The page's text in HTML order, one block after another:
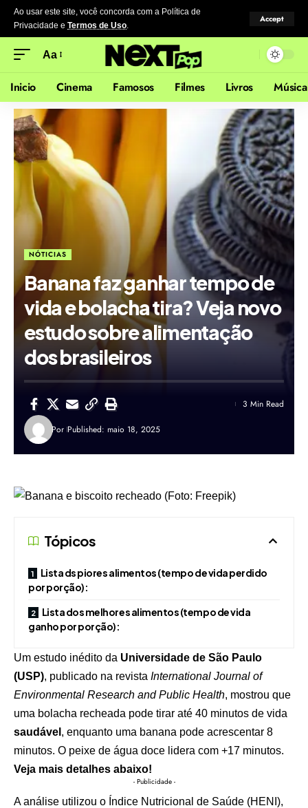
Ao usar este site, você concorda com a Política de
Privacidade e Termos de Uso.
Accept
Aa
Inicio Cinema Famosos Filmes Livros Música
NÓTICIAS
Banana faz ganhar tempo de
vida e bolacha tira? Veja novo
estudo sobre alimentação
dos brasileiros
Por Published: maio 18, 2025
3 Min Read
Tópicos
Lista ds piores alimentos (tempo de vida perdido
por porção):
Lista dos melhores alimentos (tempo de vida
ganho por porção):
Um estudo inédito da Universidade de São Paulo
(USP), publicado na revista International Journal of
Environmental Research and Public Health, mostrou que
uma bolacha recheada pode tirar até 40 minutos de vida
saudável , enquanto uma banana pode acrescentar 8
minutos. O peixe de água doce lidera com +17 minutos.
Veja mais detalhes abaixo!
- Publicidade -
A análise utilizou o Índice Nutricional de Saúde (HENI),